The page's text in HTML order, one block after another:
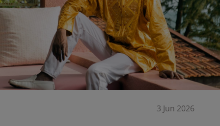
3 Jun 2026